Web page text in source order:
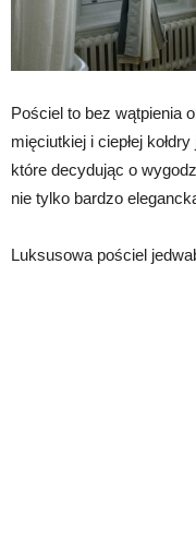
Pościel to bez wątpienia
mięciutkiej i ciepłej
które decydując o
nie tylko bardzo
Luksusowa pościel